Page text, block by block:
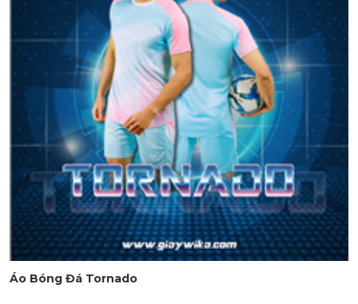
Áo Bóng Đá Tornado